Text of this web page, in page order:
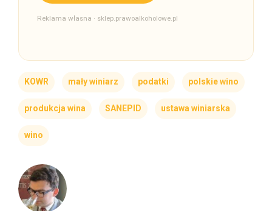
Reklama własna · sklep.prawoalkoholowe.pl
KOWR mały winiarz podatki polskie wino
produkcja wina SANEPID ustawa winiarska
wino